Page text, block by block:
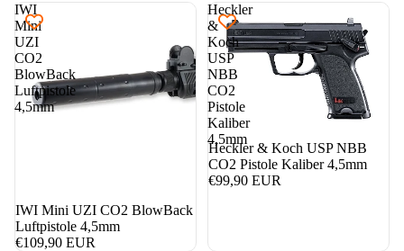
IWI
Mini
UZI
CO2
BlowBack
Luftpistole
4,5mm
IWI Mini UZI CO2 BlowBack
Luftpistole 4,5mm
€109,90 EUR
Heckler
&
Koch
USP
NBB
CO2
Pistole
Kaliber
4,5mm
Heckler & Koch USP NBB
CO2 Pistole Kaliber 4,5mm
€99,90 EUR